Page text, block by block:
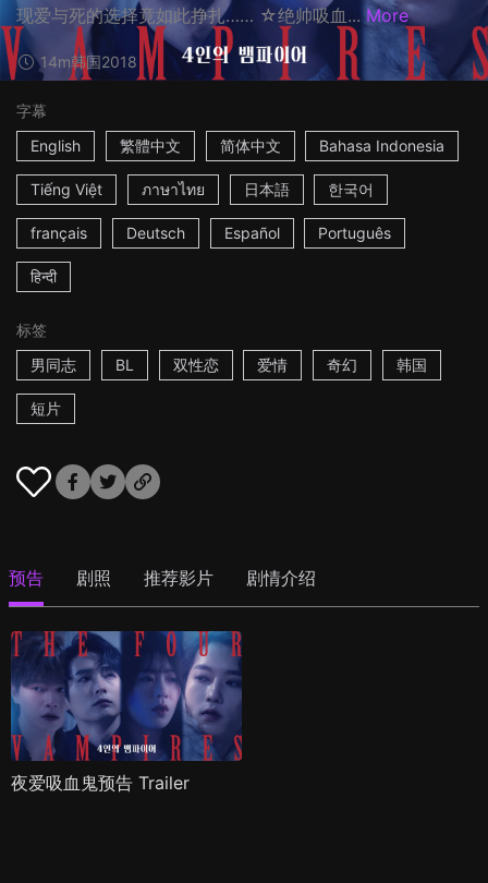
现爱与死的选择竟如此挣扎…… ☆绝帅吸血... More
14m韩国2018
字幕
English
繁體中文 简体中文 Bahasa Indonesia
Tiếng Việt ภาษาไทย 日本語 한국어
français Deutsch Español Português
हिन्दी
标签
男同志
BL 双性恋 爱情 奇幻 韩国
短片
预告 剧照 推荐影片 剧情介绍
夜爱吸血鬼预告 Trailer